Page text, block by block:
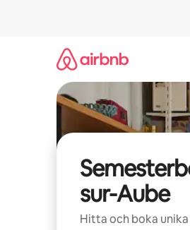
sur-Aube
Hitta och boka